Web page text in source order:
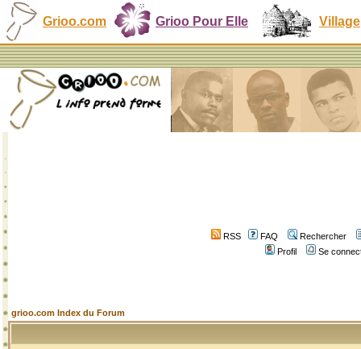
Grioo.com Grioo Pour Elle Village
RSS FAQ
Rechercher
Profil
Se
grioo.com Index du Forum